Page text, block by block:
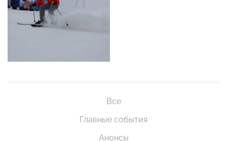
Все
Главные события
Анонсы